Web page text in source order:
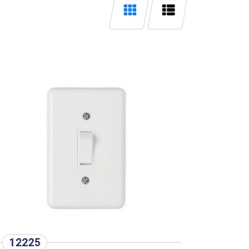
12225